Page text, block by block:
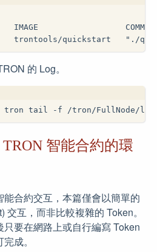
IMAGE
trontools/quickstart   "./
的 Log。
tail -f /tron/FullNode/
智能合約的環
合約交互，本篇僅會以簡單的
交互，而非比較複雜的 Token。
要在網路上或自行編寫 Token
成。